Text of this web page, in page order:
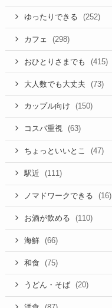
ゆったりできる (252)
カフェ (298)
おひとりさまでも (415)
大人数でも大丈夫 (73)
カップル向け (150)
コスパ重視 (63)
ちょっといいとこ (47)
駅近 (111)
ノマドワークできる (16)
お酒が飲める (110)
海鮮 (66)
和食 (75)
うどん・そば (20)